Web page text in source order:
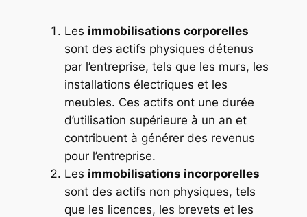
Les immobilisations corporelles
sont des actifs physiques détenus
par l’entreprise, tels que les murs, les
installations électriques et les
meubles. Ces actifs ont une durée
d’utilisation supérieure à un an et
contribuent à générer des revenus
pour l’entreprise.
Les immobilisations incorporelles
sont des actifs non physiques, tels
que les licences, les brevets et les